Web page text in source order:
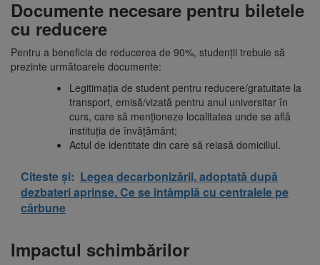
Documente necesare pentru biletele
cu reducere
Pentru a beneficia de reducerea de 90%, studenții trebuie să
prezinte următoarele documente:
Legitimația de student pentru reducere/gratuitate la
transport, emisă/vizată pentru anul universitar în
curs, care să menționeze localitatea unde se află
instituția de învățământ;
Actul de identitate din care să reiasă domiciliul.
Citeste și: Legea decarbonizării, adoptată după
dezbateri aprinse. Ce se întâmplă cu centralele pe
cărbune
Impactul schimbărilor